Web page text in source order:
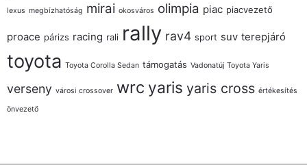
lexus megbízhatóság mirai okosváros olimpia piac piacvezető
proace párizs racing rali rally rav4 sport suv terepjáró
toyota Toyota Corolla Sedan támogatás Vadonatúj Toyota Yaris
verseny városi crossover wrc yaris yaris cross értékesítés
önvezető